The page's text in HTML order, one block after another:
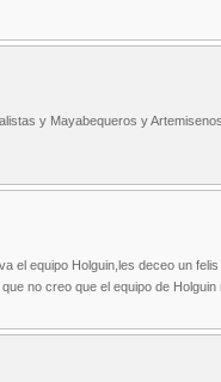
y Mayabequeros y
el equipo Holguin,les deceo un
no creo que el equipo de